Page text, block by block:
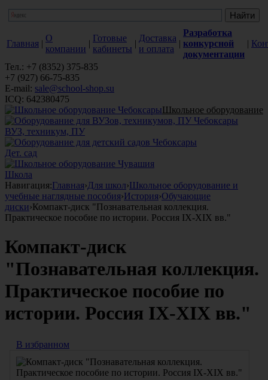
Главная |
О
компании
|
Готовые
кабинеты
|
Доставка
и оплата
|
Разработка
конкурсной
документации
|
Тел.: +7 (8352) 375-835
+7 (927) 66-75-835
E-mail: sale@school-shop.su
ICQ: 642380475
Школьное оборудование
ВУЗ, техникум, ПУ
Дет. сад
Школа
Навигация:Главная›Для школ›Школьное оборудование и
учебные наглядные пособия›История›Обучающие
диски›Компакт-диск "Познавательная коллекция.
Практическое пособие по истории. Россия IХ-ХIХ вв."
Компакт-диск
"Познавательная коллекция.
Практическое пособие по
истории. Россия IХ-ХIХ вв."
В избранном